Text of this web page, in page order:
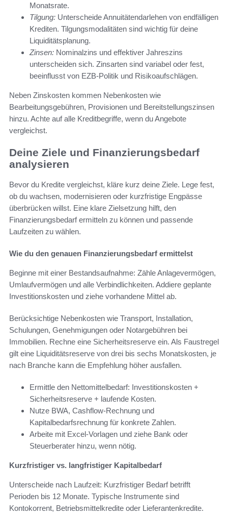
Monatsrate.
Tilgung: Unterscheide Annuitätendarlehen von endfälligen
Krediten. Tilgungsmodalitäten sind wichtig für deine
Liquiditätsplanung.
Zinsen: Nominalzins und effektiver Jahreszins
unterscheiden sich. Zinsarten sind variabel oder fest,
beeinflusst von EZB-Politik und Risikoaufschlägen.
Neben Zinskosten kommen Nebenkosten wie
Bearbeitungsgebühren, Provisionen und Bereitstellungszinsen
hinzu. Achte auf alle Kreditbegriffe, wenn du Angebote
vergleichst.
Deine Ziele und Finanzierungsbedarf
analysieren
Bevor du Kredite vergleichst, kläre kurz deine Ziele. Lege fest,
ob du wachsen, modernisieren oder kurzfristige Engpässe
überbrücken willst. Eine klare Zielsetzung hilft, den
Finanzierungsbedarf ermitteln zu können und passende
Laufzeiten zu wählen.
Wie du den genauen Finanzierungsbedarf ermittelst
Beginne mit einer Bestandsaufnahme: Zähle Anlagevermögen,
Umlaufvermögen und alle Verbindlichkeiten. Addiere geplante
Investitionskosten und ziehe vorhandene Mittel ab.
Berücksichtige Nebenkosten wie Transport, Installation,
Schulungen, Genehmigungen oder Notargebühren bei
Immobilien. Rechne eine Sicherheitsreserve ein. Als Faustregel
gilt eine Liquiditätsreserve von drei bis sechs Monatskosten, je
nach Branche kann die Empfehlung höher ausfallen.
Ermittle den Nettomittelbedarf: Investitionskosten +
Sicherheitsreserve + laufende Kosten.
Nutze BWA, Cashflow-Rechnung und
Kapitalbedarfsrechnung für konkrete Zahlen.
Arbeite mit Excel-Vorlagen und ziehe Bank oder
Steuerberater hinzu, wenn nötig.
Kurzfristiger vs. langfristiger Kapitalbedarf
Unterscheide nach Laufzeit: Kurzfristiger Bedarf betrifft
Perioden bis 12 Monate. Typische Instrumente sind
Kontokorrent, Betriebsmittelkredite oder Lieferantenkredite.